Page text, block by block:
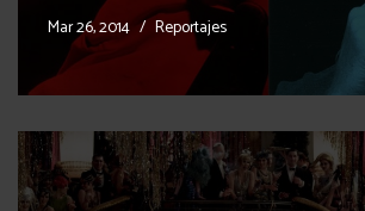
Mar 26, 2014 Reportajes